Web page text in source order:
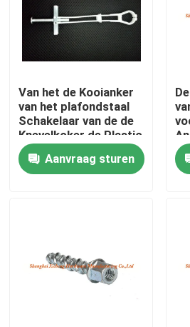
Ongeveer ons
Van het de Kooianker
van het plafondstaal
Schakelaar van de de
Knevelkoker de Plastic
Aanvraag sturen